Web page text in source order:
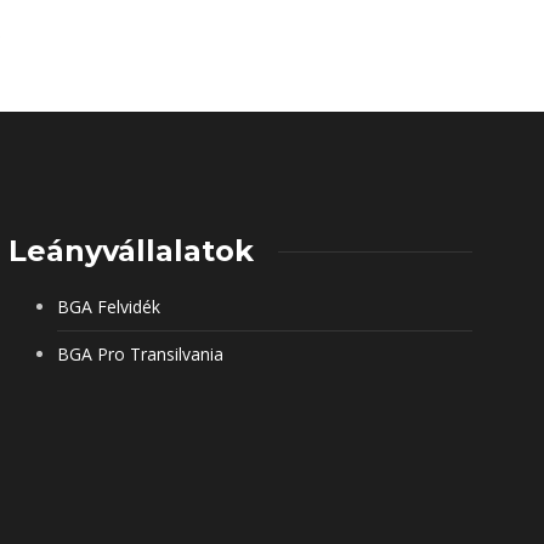
Leányvállalatok
BGA Felvidék
BGA Pro Transilvania